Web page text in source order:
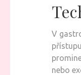
V
nebo